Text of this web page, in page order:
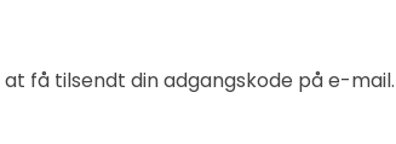
få tilsendt din adgangskode på e-mail.